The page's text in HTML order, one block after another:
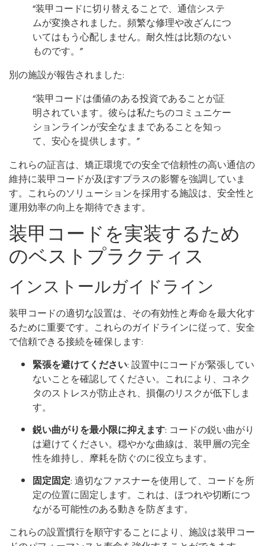
“装甲コードに切り替えることで、通信システ
ムが変換されました。頻繁な修理や改ざんにつ
いてはもう心配しません。耐久性は比類のない
ものです。”
別の施設が報告されました:
“装甲コードは価値のある投資であることが証
明されています。彼らは私たちのコミュニケー
ションラインが安全なままであることを知っ
て、安心を提供します。”
これらの証言は、矯正環境での安全で信頼性の高い通信の
維持に装甲コードが及ぼすプラスの影響を強調していま
す。これらのソリューションを採用する施設は、安全性と
運用効率の向上を期待できます。
装甲コードを実装するため
のベストプラクティス
インストールガイドライン
装甲コードの適切な設置は、その有効性と寿命を最大化す
るために重要です。これらのガイドラインに従って、安全
で信頼できる接続を確保します:
緊張を避けてください: 設置中にコードが緊張してい
ないことを確認してください。これにより、コネク
タのストレスが防止され、損傷のリスクが低下しま
す。
鋭い曲がりを最小限に抑えます: コードの鋭い曲がり
は避けてください。穏やかな曲線は、装甲層の完全
性を維持し、摩耗を防ぐのに役立ちます。
固定固定: 適切なファスナーを使用して、コードを所
定の位置に固定します。これは、ほつれや切断につ
ながる可能性のある動きを防ぎます。
これらの設置慣行を順守することにより、施設は装甲コー